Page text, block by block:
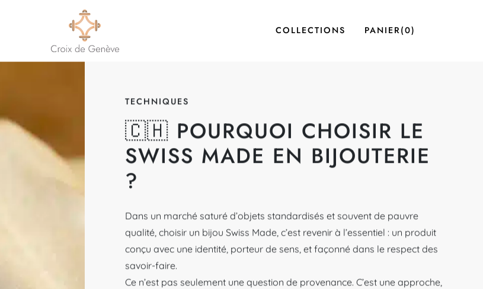
COLLECTIONS PANIER(0)
TECHNIQUES
🇨🇭 POURQUOI CHOISIR LE
SWISS MADE EN BIJOUTERIE
?
Dans un marché saturé d’objets standardisés et souvent de pauvre
qualité, choisir un bijou Swiss Made, c’est revenir à l’essentiel : un produit
conçu avec une identité, porteur de sens, et façonné dans le respect des
savoir-faire.
Ce n’est pas seulement une question de provenance. C’est une approche,